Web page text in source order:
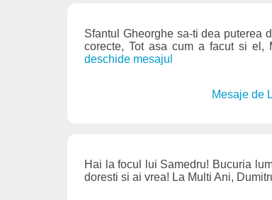
Sfantul Gheorghe sa-ti dea puterea
corecte, Tot asa cum a facut si el,
deschide mesajul
Mesaje de
Hai la focul lui Samedru! Bucuria
doresti si ai vrea! La Multi Ani,